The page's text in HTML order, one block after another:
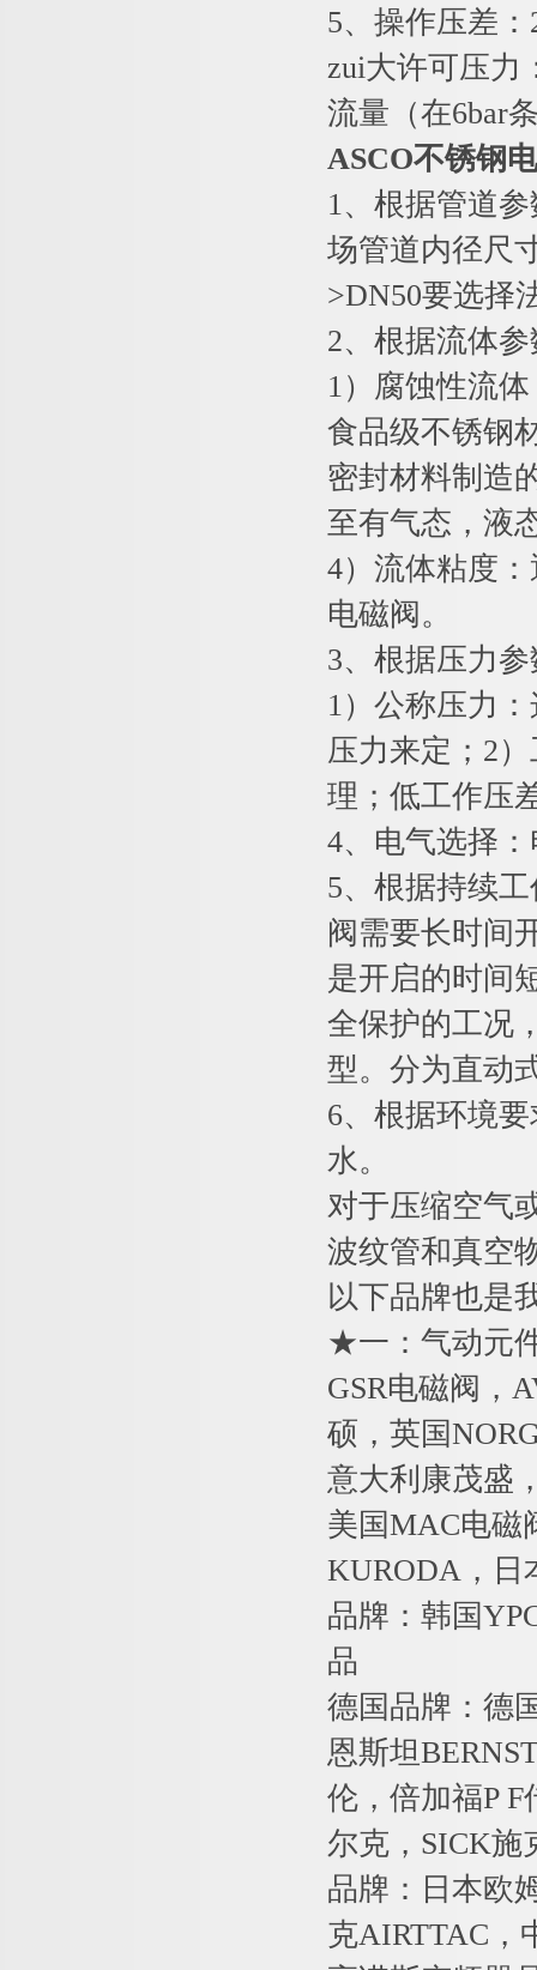
5、操作压差：
zui大许可压力
流量（在6bar
ASCO不锈钢
1、根据管道
场管道内径尺
>DN50要选择
2、根据流体
1）腐蚀性流
食品级不锈钢
密封材料制造
至有气态，液
4）流体粘度
电磁阀。
3、根据压力
1）公称压力
压力来定；2
理；低工作压
4、电气选择
5、根据持续
阀需要长时间
是开启的时间
全保护的工况
型。分为直动
6、根据环境
水。
对于压缩空气
波纹管和真空
以下品牌也是
★一：气动元
GSR电磁阀，
硕，英国
意大利康茂盛
美国MAC电磁
KURODA，日
品牌：韩国
品
德国品牌：德
恩斯坦
伦，倍加福P
尔克，SICK施
品牌：日本欧
克AIRTTAC，